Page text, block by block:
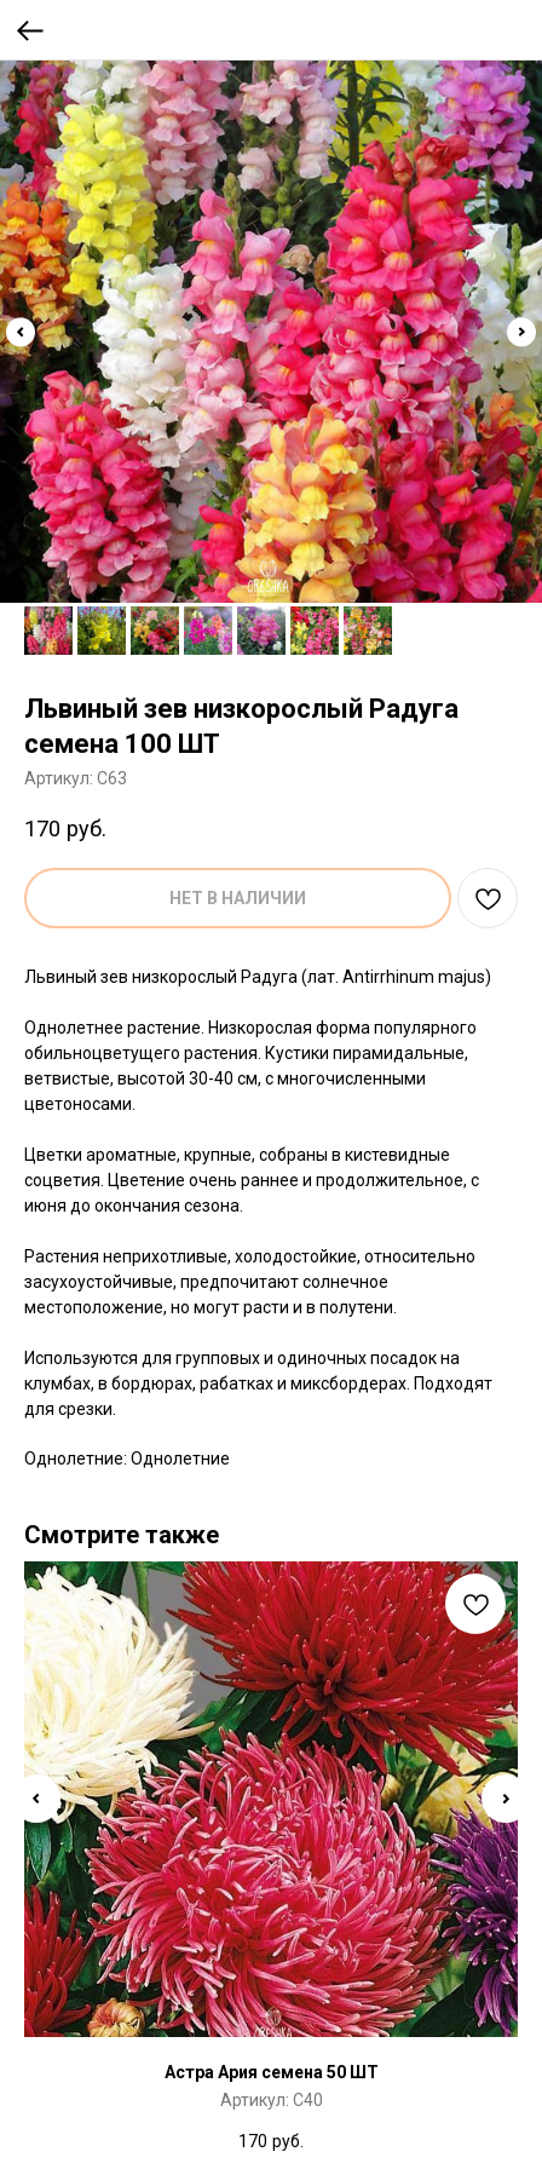
Львиный зев низкорослый Радуга
семена 100 ШТ
Артикул: C63
170 руб.
НЕТ В НАЛИЧИИ
Львиный зев низкорослый Радуга (лат. Antirrhinum majus)
Однолетнее растение. Низкорослая форма популярного
обильноцветущего растения. Кустики пирамидальные,
ветвистые, высотой 30-40 см, с многочисленными
цветоносами.
Цветки ароматные, крупные, собраны в кистевидные
соцветия. Цветение очень раннее и продолжительное, с
июня до окончания сезона.
Растения неприхотливые, холодостойкие, относительно
засухоустойчивые, предпочитают солнечное
местоположение, но могут расти и в полутени.
Используются для групповых и одиночных посадок на
клумбах, в бордюрах, рабатках и миксбордерах. Подходят
для срезки.
Однолетние: Однолетние
Смотрите также
Астра Ария семена 50 ШТ
Артикул: C40
170 руб.